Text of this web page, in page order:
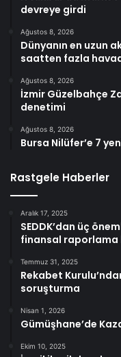
devreye girdi
Ağustos 8, 2026
Dünyanın en uzun
saatten fazla
Ağustos 8, 2026
İzmir Güzelbahçe
denetimi
Ağustos 8, 2026
Bursa Nilüfer’e 7
Rastgele Haberler
Aralık 17, 2025
SEDDK’dan üç
finansal raporlama
Temmuz 31, 2025
Rekabet
soruşturma
Nisan 1, 2026
Gümüşhane’de
Ekim 10, 2025